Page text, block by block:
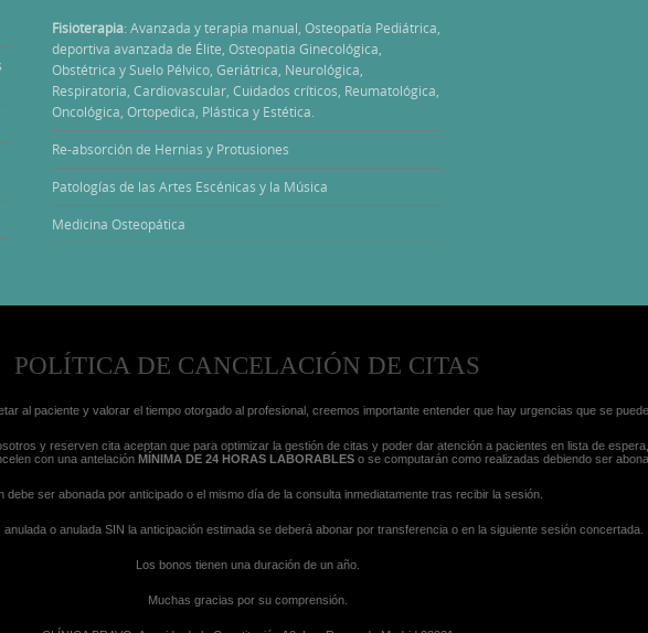
Fisioterapia: Avanzada y terapia manual, Osteopatía Pediátrica,
deportiva avanzada de Élite, Osteopatia Ginecológica,
Obstétrica y Suelo Pélvico, Geriátrica, Neurológica,
Respiratoria, Cardiovascular, Cuidados críticos, Reumatológica,
Oncológica, Ortopedica, Plástica y Estética.
Re-absorción de Hernias y Protusiones
Patologías de las Artes Escénicas y la Música
Medicina Osteopática
POLÍTICA DE CANCELACIÓN DE CITAS
al paciente y valorar el tiempo otorgado al profesional, creemos importante entender que hay urgencias que se
y reserven cita aceptan que para optimizar la gestión de citas y poder dar atención a pacientes en lista de
con una antelación MÍNIMA DE 24 HORAS LABORABLESo se computarán como realizadas debiendo ser
debe ser abonada por anticipado o el mismo día de la consulta inmediatamente tras recibir la sesión.
o anulada SIN la anticipación estimada se deberá abonar por transferencia o en la siguiente sesión concertada.
Los bonos tienen una duración de un año.
Muchas gracias por su comprensión.